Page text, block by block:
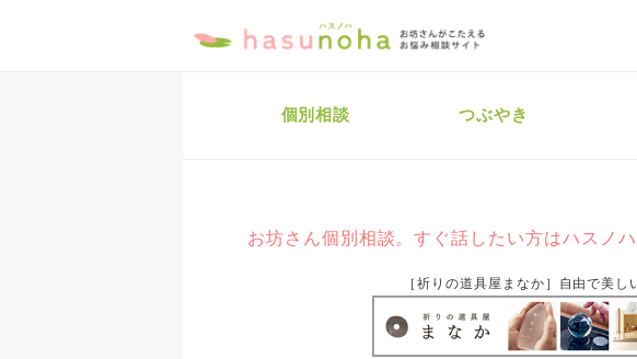
個別相談 つぶやき
お坊さん個別相談。すぐ話したい方はハスノ
［祈りの道具屋まなか］自由で美し